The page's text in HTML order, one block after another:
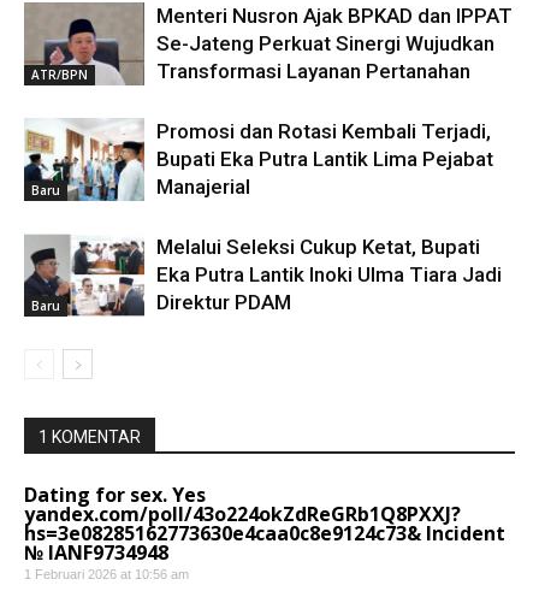
ATR/BPN
Menteri Nusron Ajak BPKAD dan IPPAT
Se-Jateng Perkuat Sinergi Wujudkan
Transformasi Layanan Pertanahan
Baru
Promosi dan Rotasi Kembali Terjadi,
Bupati Eka Putra Lantik Lima Pejabat
Manajerial
Baru
Melalui Seleksi Cukup Ketat, Bupati
Eka Putra Lantik Inoki Ulma Tiara Jadi
Direktur PDAM
1 KOMENTAR
Dating for sex. Yes
yandex.com/poll/43o224okZdReGRb1Q8PXXJ?
hs=3e08285162773630e4caa0c8e9124c73& Incident
№ IANF9734948
1 Februari 2026 at 10:56 am